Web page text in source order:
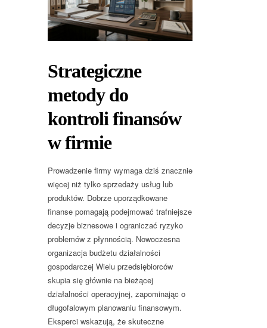
Strategiczne
metody do
kontroli finansów
w firmie
Prowadzenie firmy wymaga dziś znacznie
więcej niż tylko sprzedaży usług lub
produktów. Dobrze uporządkowane
finanse pomagają podejmować trafniejsze
decyzje biznesowe i ograniczać ryzyko
problemów z płynnością. Nowoczesna
organizacja budżetu działalności
gospodarczej Wielu przedsiębiorców
skupia się głównie na bieżącej
działalności operacyjnej, zapominając o
długofalowym planowaniu finansowym.
Eksperci wskazują, że skuteczne